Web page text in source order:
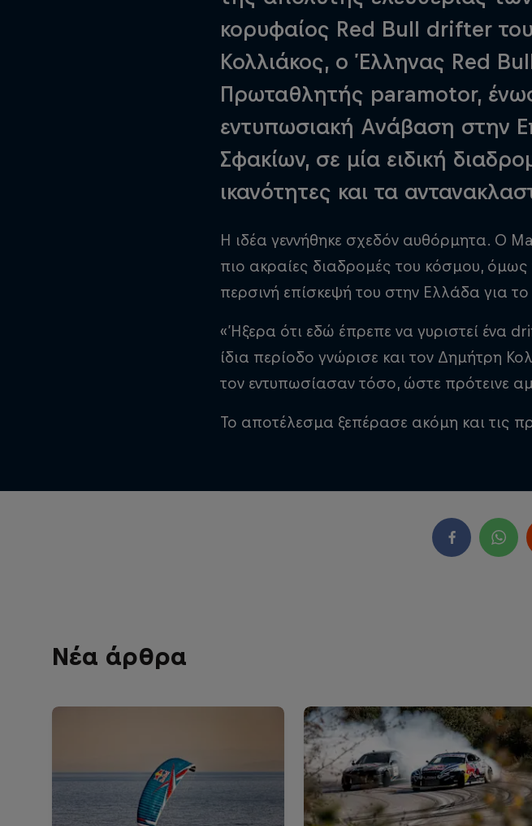
κορυφαίος Red Bull drifter
Κολλιάκος, ο Έλληνας Red
Πρωταθλητής paramotor,
εντυπωσιακή Ανάβαση στην
Σφακίων, σε μία ειδική
ικανότητες και τα
Η ιδέα γεννήθηκε σχεδόν αυθόρμητα. Ο
πιο ακραίες διαδρομές του κόσμου,
περσινή επίσκεψή του στην Ελλάδα για
«Ήξερα ότι εδώ έπρεπε να γυριστεί ένα
ίδια περίοδο γνώρισε και τον Δημήτρη
τον εντυπωσίασαν τόσο, ώστε πρότεινε
Το αποτέλεσμα ξεπέρασε ακόμη και τις
Νέα άρθρα